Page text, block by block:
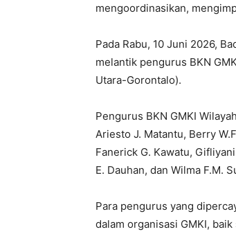
mengoordinasikan,
Pada Rabu, 10 Juni 2026,
melantik pengurus BKN
Utara-Gorontalo).
Pengurus BKN GMKI
Ariesto J. Matantu, Berry
Fanerick G. Kawatu,
E. Dauhan, dan Wilma F.M.
Para pengurus yang
dalam organisasi GMKI,